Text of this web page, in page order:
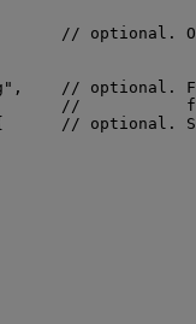
{ // optional.
" , // optional.
//           file
{ // optional.